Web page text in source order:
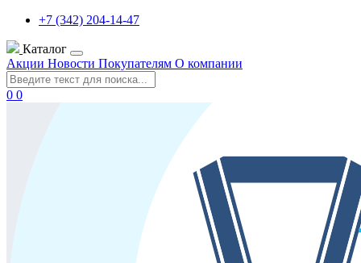
+7 (342) 204-14-47
Каталог
Акции Новости Покупателям О компании
0 0